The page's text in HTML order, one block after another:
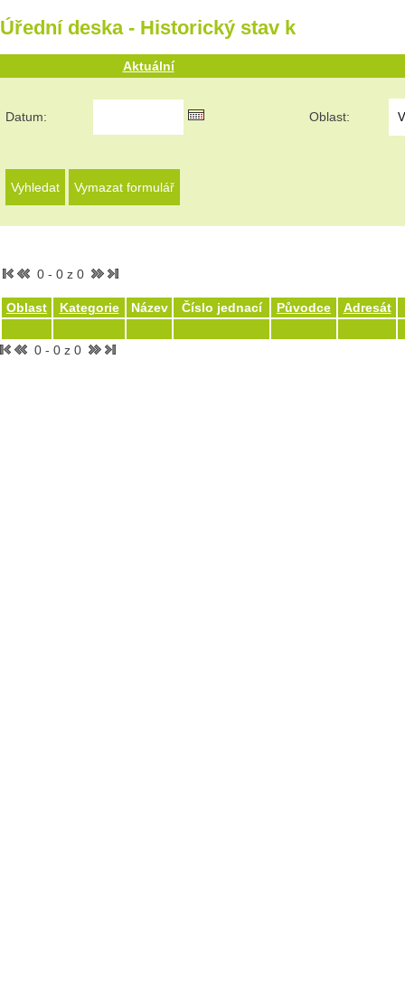
Úřední deska - Historický stav k
Aktuální
Datum: Oblast:
0 - 0 z 0
Oblast Kategorie Název Číslo jednací Původce Adresát
0 - 0 z 0